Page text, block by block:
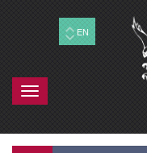
EN